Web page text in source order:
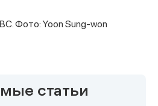
Фото: Yoon Sung-won
статьи
свяжутся с